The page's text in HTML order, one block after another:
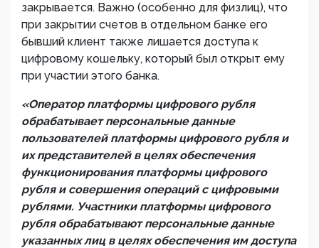
закрывается. Важно (особенно для физлиц), что
при закрытии счетов в отдельном банке его
бывший клиент также лишается доступа к
цифровому кошельку, который был открыт ему
при участии этого банка.
«Оператор платформы цифрового рубля
обрабатывает персональные данные
пользователей платформы цифрового рубля и
их представителей в целях обеспечения
функционирования платформы цифрового
рубля и совершения операций с цифровыми
рублями. Участники платформы цифрового
рубля обрабатывают персональные данные
указанных лиц в целях обеспечения им доступа